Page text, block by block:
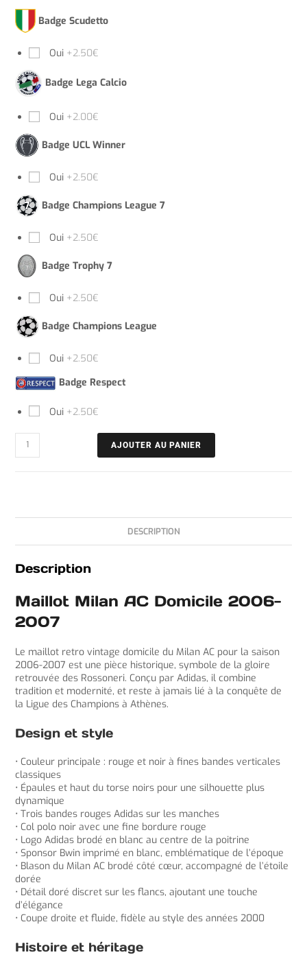
Badge Scudetto
Oui +2.50€
Badge Lega Calcio
Oui +2.00€
Badge UCL Winner
Oui +2.50€
Badge Champions League 7
Oui +2.50€
Badge Trophy 7
Oui +2.50€
Badge Champions League
Oui +2.50€
Badge Respect
Oui +2.50€
AJOUTER AU PANIER
DESCRIPTION
Description
Maillot Milan AC Domicile 2006-
2007
Le maillot retro vintage domicile du Milan AC pour la saison
2006-2007 est une pièce historique, symbole de la gloire
retrouvée des Rossoneri. Conçu par Adidas, il combine
tradition et modernité, et reste à jamais lié à la conquête de
la Ligue des Champions à Athènes.
Design et style
• Couleur principale : rouge et noir à fines bandes verticales
classiques
• Épaules et haut du torse noirs pour une silhouette plus
dynamique
• Trois bandes rouges Adidas sur les manches
• Col polo noir avec une fine bordure rouge
• Logo Adidas brodé en blanc au centre de la poitrine
• Sponsor Bwin imprimé en blanc, emblématique de l’époque
• Blason du Milan AC brodé côté cœur, accompagné de l’étoile
dorée
• Détail doré discret sur les flancs, ajoutant une touche
d’élégance
• Coupe droite et fluide, fidèle au style des années 2000
Histoire et héritage